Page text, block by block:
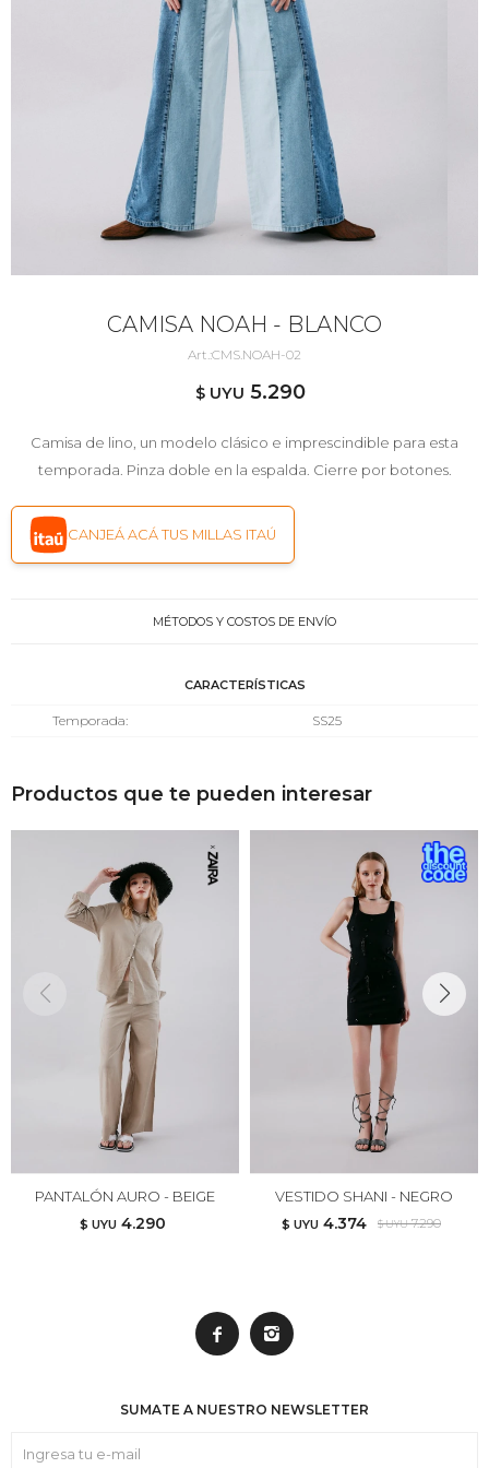
CAMISA NOAH - BLANCO
CMS.NOAH-02
$ UYU 5.290
Camisa de lino, un modelo clásico e imprescindible para esta
temporada. Pinza doble en la espalda. Cierre por botones.
CANJEÁ ACÁ TUS MILLAS ITAÚ
MÉTODOS Y COSTOS DE ENVÍO
CARACTERÍSTICAS
Temporada SS25
Productos que te pueden interesar
PANTALÓN AURO - BEIGE
$ UYU 4.290
VESTIDO SHANI - NEGRO
$ UYU 4.374 $ UYU 7.290
 
SUMATE A NUESTRO NEWSLETTER